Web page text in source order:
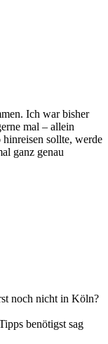
Ich war bisher
mal – allein
sollte, werde
ganz genau
noch nicht in Köln?
benötigst sag